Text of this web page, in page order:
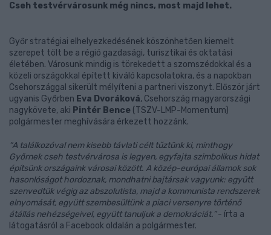
Cseh testvérvárosunk még nincs, most majd lehet.
Győr stratégiai elhelyezkedésének köszönhetően kiemelt
szerepet tölt be a régió gazdasági, turisztikai és oktatási
életében. Városunk mindig is törekedett a szomszédokkal és a
közeli országokkal épített kiváló kapcsolatokra, és a napokban
Csehországgal sikerült mélyíteni a partneri viszonyt. Először járt
ugyanis Győrben Eva Dvoráková, Csehország magyarországi
nagykövete, aki Pintér Bence (TSZV-LMP-Momentum)
polgármester meghívására érkezett hozzánk.
“A találkozóval nem kisebb távlati célt tűztünk ki, minthogy
Győrnek cseh testvérvárosa is legyen, egyfajta szimbolikus hidat
építsünk országaink városai között. A közép-európai államok sok
hasonlóságot hordoznak, mondhatni bajtársak vagyunk: együtt
szenvedtük végig az abszolutista, majd a kommunista rendszerek
elnyomását, együtt szembesültünk a piaci versenyre történő
átállás nehézségeivel, együtt tanuljuk a demokráciát.”- írta a
látogatásról a Facebook oldalán a polgármester.